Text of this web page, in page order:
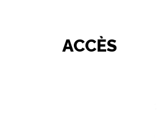
ACCÈS